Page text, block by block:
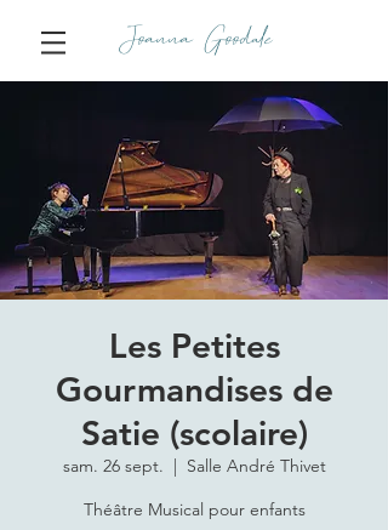
Joanna Goodale
Les Petites
Gourmandises de
Satie (scolaire)
sam. 26 sept.
  |
Salle André Thivet
Théâtre Musical pour enfants